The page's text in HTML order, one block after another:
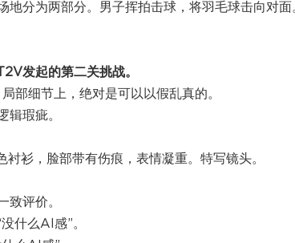
分为两部分。男子挥拍击球，将羽毛球击向对面
发起的第二关挑战。
部细节上，绝对是可以以假乱真的。
辑瑕疵。
衫，脸部带有伤痕，表情凝重。特写镜头。
致评价。
什么AI感”。